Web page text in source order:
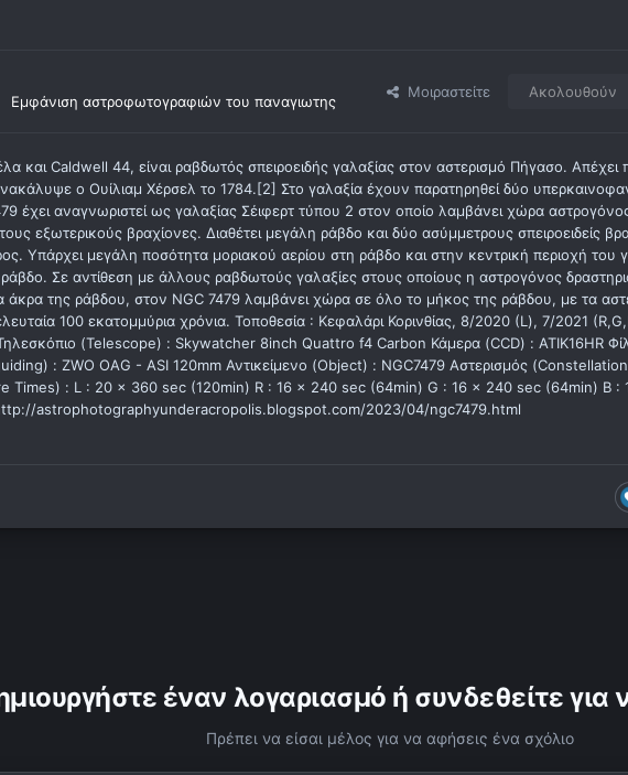
Εμφάνιση αστροφωτογραφιών του παναγιωτης
Μοιραστείτε Ακολουθούν
και Caldwell 44, είναι ραβδωτός σπειροειδής γαλαξίας στον αστερισμό Πήγασο. Απέχει
ο Ουίλιαμ Χέρσελ το 1784.[2] Στο γαλαξία έχουν παρατηρηθεί δύο
έχει αναγνωριστεί ως γαλαξίας Σέιφερτ τύπου 2 στον οποίο λαμβάνει χώρα
εξωτερικούς βραχίονες. Διαθέτει μεγάλη ράβδο και δύο ασύμμετρους σπειροειδείς
Υπάρχει μεγάλη ποσότητα μοριακού αερίου στη ράβδο και στην κεντρική περιοχή του
Σε αντίθεση με άλλους ραβδωτούς γαλαξίες στους οποίους η αστρογόνος
της ράβδου, στον NGC 7479 λαμβάνει χώρα σε όλο το μήκος της ράβδου, με τα
100 εκατομμύρια χρόνια. Τοποθεσία : Κεφαλάρι Κορινθίας, 8/2020 (L), 7/2021
(Telescope) : Skywatcher 8inch Quattro f4 Carbon Κάμερα (CCD) : ATIK16HR
: ZWO OAG - ASI 120mm Αντικείμενο (Object) : NGC7479 Αστερισμός
Times) : L : 20 x 360 sec (120min) R : 16 x 240 sec (64min) G : 16 x 240 sec (64min) B :
astrophotographyunderacropolis.blogspot.com/2023/04/ngc7479.html
έναν λογαριασμό ή συνδεθείτε για
Πρέπει να είσαι μέλος για να αφήσεις ένα σχόλιο